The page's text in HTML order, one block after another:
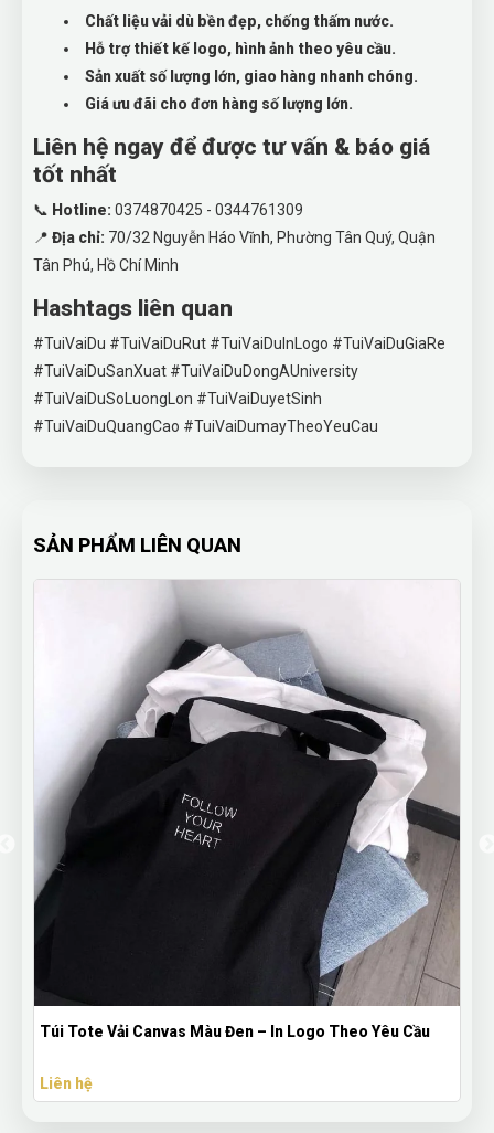
Chất liệu vải dù bền đẹp, chống thấm nước.
Hỗ trợ thiết kế logo, hình ảnh theo yêu cầu.
Sản xuất số lượng lớn, giao hàng nhanh chóng.
Giá ưu đãi cho đơn hàng số lượng lớn.
Liên hệ ngay để được tư vấn & báo giá
tốt nhất
📞 Hotline: 0374870425 - 0344761309
📍 Địa chỉ: 70/32 Nguyễn Háo Vĩnh, Phường Tân Quý, Quận
Tân Phú, Hồ Chí Minh
Hashtags liên quan
#TuiVaiDu #TuiVaiDuRut #TuiVaiDuInLogo #TuiVaiDuGiaRe
#TuiVaiDuSanXuat #TuiVaiDuDongAUniversity
#TuiVaiDuSoLuongLon #TuiVaiDuyetSinh
#TuiVaiDuQuangCao #TuiVaiDumayTheoYeuCau
SẢN PHẨM LIÊN QUAN
Túi Tote Vải Canvas Màu Đen – In Logo Theo Yêu Cầu
Liên hệ